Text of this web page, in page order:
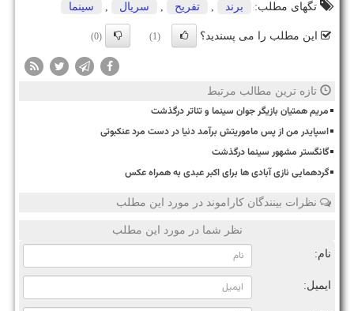
تگهای مطلب:
برند , تفریح , سریال , سینما
این مطلب را می پسندید؟ (1)
(0)
تازه ترین مطالب مرتبط
مریم همتیان بازیگر جوان سینما و تئاتر درگذشت
اسپایدر من از پس ماموریتش برآمد دنیا در دست مرد عنکبوتی
گانگستر مشهور سینما درگذشت
گردهمایی نازی آبادی ها برای اکبر عبدی به همراه عکس
نظرات بینندگان کاراموند در مورد این مطلب
نظر شما در مورد این مطلب
نام:
ایمیل: